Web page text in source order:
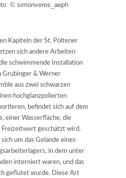
© simonveres_aeph
Kapiteln der St. Pöltener
sich andere Arbeiten
schwimmende Installation
Grubinger & Werner
aus zwei schwarzen
hochglanzpolierten
befindet sich auf dem
einer Wasserfläche, die
Freizeitwert geschätzt wird.
sich um das Gelände eines
in dem unter
interniert waren, und das
geflutet wurde. Diese Art